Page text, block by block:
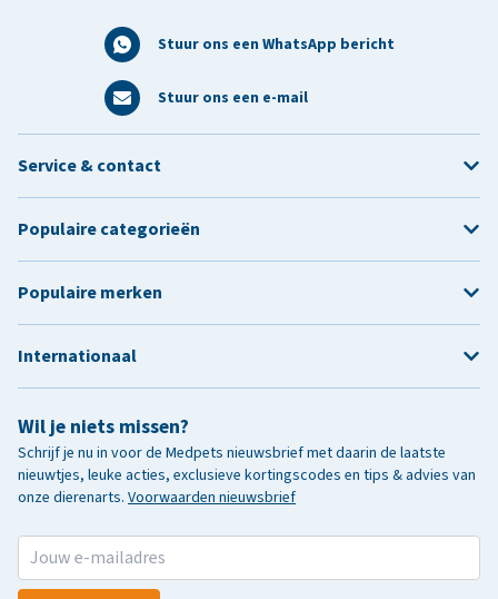
Stuur ons een WhatsApp bericht
Stuur ons een e-mail
Wil je niets missen?
Schrijf je nu in voor de Medpets nieuwsbrief met daarin de laatste
nieuwtjes, leuke acties, exclusieve kortingscodes en tips & advies van
onze dierenarts. Voorwaarden nieuwsbrief
Service & contact
Populaire categorieën
Populaire merken
Internationaal